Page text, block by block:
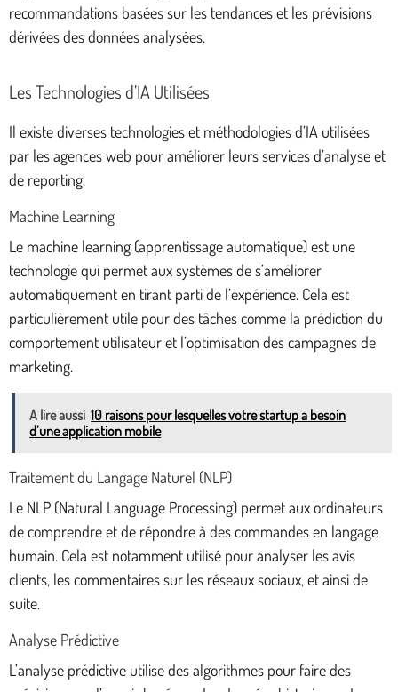
recommandations basées sur les tendances et les prévisions
dérivées des données analysées.
Les Technologies d’IA Utilisées
Il existe diverses technologies et méthodologies d’IA utilisées
par les agences web pour améliorer leurs services d’analyse et
de reporting.
Machine Learning
Le machine learning (apprentissage automatique) est une
technologie qui permet aux systèmes de s’améliorer
automatiquement en tirant parti de l’expérience. Cela est
particulièrement utile pour des tâches comme la prédiction du
comportement utilisateur et l’optimisation des campagnes de
marketing.
A lire aussi 10 raisons pour lesquelles votre startup a besoin
d’une application mobile
Traitement du Langage Naturel (NLP)
Le NLP (Natural Language Processing) permet aux ordinateurs
de comprendre et de répondre à des commandes en langage
humain. Cela est notamment utilisé pour analyser les avis
clients, les commentaires sur les réseaux sociaux, et ainsi de
suite.
Analyse Prédictive
L’analyse prédictive utilise des algorithmes pour faire des